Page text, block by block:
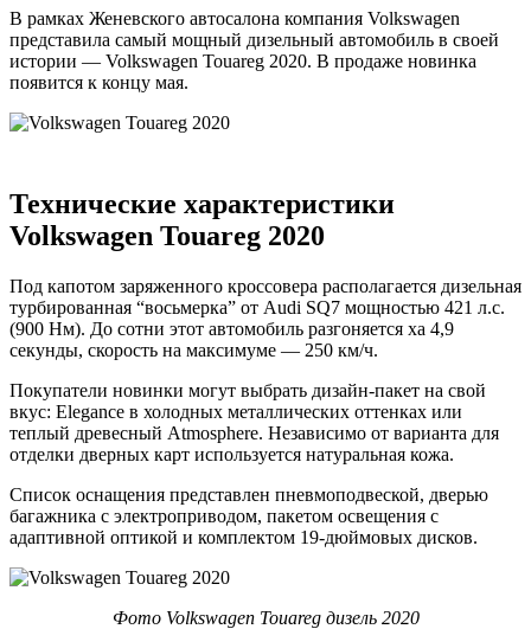
В рамках Женевского автосалона компания Volkswagen
представила самый мощный дизельный автомобиль в своей
истории — Volkswagen Touareg 2020. В продаже новинка
появится к концу мая.
Технические характеристики
Volkswagen Touareg 2020
Под капотом заряженного кроссовера располагается дизельная
турбированная “восьмерка” от Audi SQ7 мощностью 421 л.с.
(900 Нм). До сотни этот автомобиль разгоняется ха 4,9
секунды, скорость на максимуме — 250 км/ч.
Покупатели новинки могут выбрать дизайн-пакет на свой
вкус: Elegance в холодных металлических оттенках или
теплый древесный Atmosphere. Независимо от варианта для
отделки дверных карт используется натуральная кожа.
Список оснащения представлен пневмоподвеской, дверью
багажника с электроприводом, пакетом освещения с
адаптивной оптикой и комплектом 19-дюймовых дисков.
Фото Volkswagen Touareg дизель 2020